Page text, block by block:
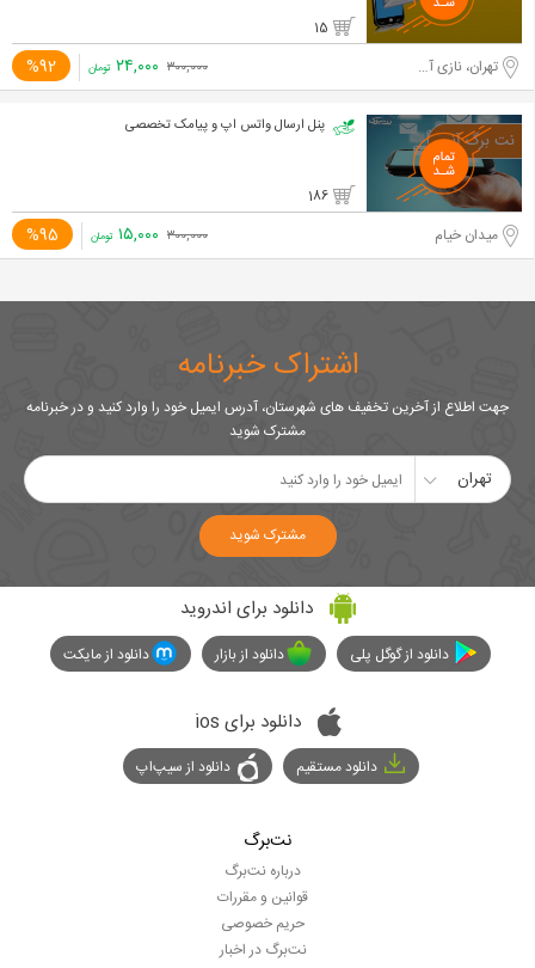
15
تهران، نازی آباد %92 ۳۰۰,۰۰۰ ۲۴,۰۰۰ تومان
پنل ارسال واتس اپ و پیامک تخصصی
186
میدان خیام %95 ۳۰۰,۰۰۰ ۱۵,۰۰۰ تومان
اشتراک خبرنامه
جهت اطلاع از آخرین تخفیف های شهرستان، آدرس ایمیل خود را وارد کنید و در خبرنامه
مشترک شوید
تهران
مشترک شوید
دانلود برای اندروید
دانلود از گوگل پلی دانلود از بازار دانلود از مایکت
دانلود برای ios
دانلود مستقیم دانلود از سیپ‌اپ
نت‌برگ
درباره نت‌برگ
قوانین و مقررات
حریم خصوصی
نت‌برگ در اخبار